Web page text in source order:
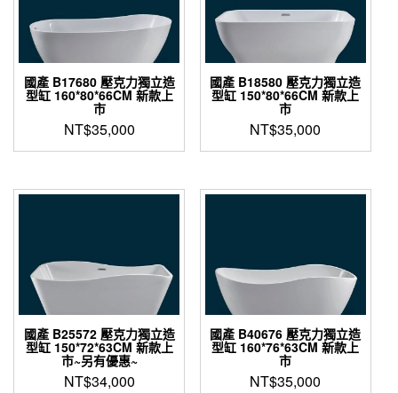
國產 B17680 壓克力獨立造
型缸 160*80*66CM 新款上
市
NT$35,000
國產 B18580 壓克力獨立造
型缸 150*80*66CM 新款上
市
NT$35,000
國產 B25572 壓克力獨立造
型缸 150*72*63CM 新款上
市~另有優惠~
NT$34,000
國產 B40676 壓克力獨立造
型缸 160*76*63CM 新款上
市
NT$35,000